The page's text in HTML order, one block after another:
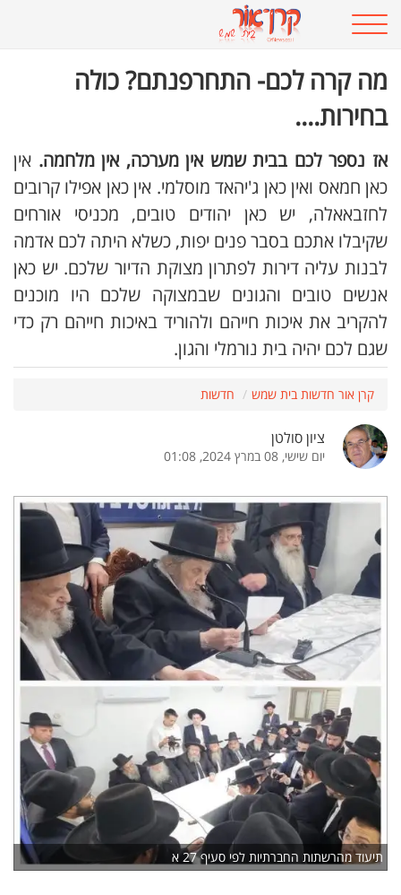
מה קרה לכם- התחרפנתם? כולה
בחירות....
אז נספר לכם בבית שמש אין מערכה, אין מלחמה. אין
כאן חמאס ואין כאן ג'יהאד מוסלמי. אין כאן אפילו קרובים
לחזבאאלה, יש כאן יהודים טובים, מכניסי אורחים
שקיבלו אתכם בסבר פנים יפות, כשלא היתה לכם אדמה
לבנות עליה דירות לפתרון מצוקת הדיור שלכם. יש כאן
אנשים טובים והגונים שבמצוקה שלכם היו מוכנים
להקריב את איכות חייהם ולהוריד באיכות חייהם רק כדי
שגם לכם יהיה בית נורמלי והגון.
קרן אור חדשות בית שמש חדשות
ציון סולטן
יום שישי, 08 במרץ 2024, 01:08
תיעוד מהרשתות החברתיות לפי סעיף 27 א